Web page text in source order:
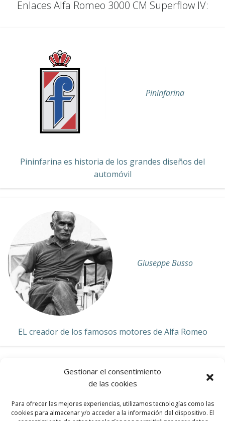
Gestionar el consentimiento
de las cookies
Para ofrecer las mejores experiencias, utilizamos tecnologías como las
cookies para almacenar y/o acceder a la información del dispositivo. El
Enlaces Alfa Romeo 3000 CM Superflow IV:
Pininfarina
Pininfarina es historia de los grandes diseños del
automóvil
Giuseppe Busso
EL creador de los famosos motores de Alfa Romeo
ALFA ROMEO